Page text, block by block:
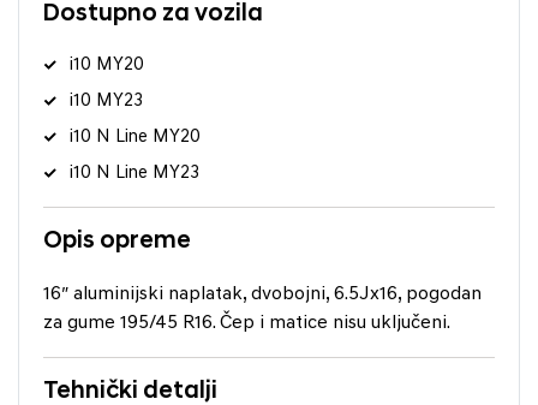
Dostupno za vozila
i10 MY20
i10 MY23
i10 N Line MY20
i10 N Line MY23
Opis opreme
16″ aluminijski naplatak, dvobojni, 6.5Jx16, pogodan
za gume 195/45 R16. Čep i matice nisu uključeni.
Tehnički detalji